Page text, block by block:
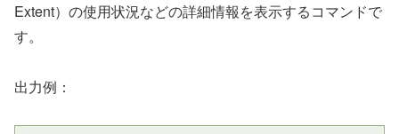
Extent）の使用状況などの詳細情報を表示するコマンドで
す。
出力例：